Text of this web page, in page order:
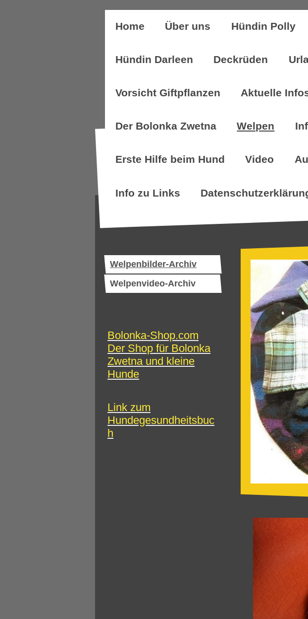
Home Über uns Hündin Polly
Hündin Darleen Deckrüden
Vorsicht Giftpflanzen Aktuelle
Der Bolonka Zwetna Welpen
Erste Hilfe beim Hund Video
Info zu Links
Welpenbilder-Archiv
Welpenvideo-Archiv
Bolonka-Shop.com
Der Shop für Bolonka
Zwetna und kleine
Hunde
Link zum
Hundegesundheitsbuc
h